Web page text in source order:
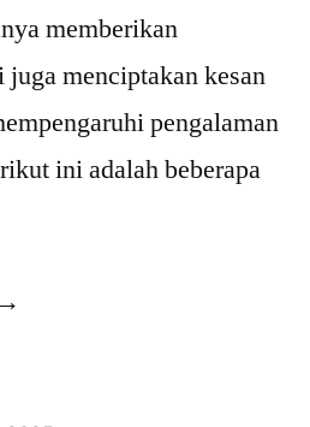
memberikan
menciptakan kesan
pengalaman
ini adalah beberapa